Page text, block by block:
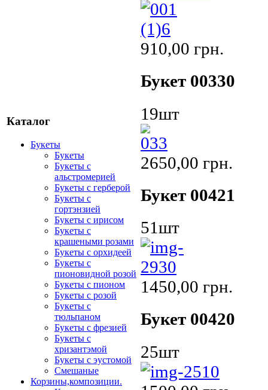
Каталог
Букеты
Букеты
Букеты с
альстромерией
Букеты с герберой
Букеты с
гортэнзией
Букеты с ирисом
Букеты с
крашеными розами
Букеты с орхидеей
Букеты с
пионовидной розой
Букеты с пионом
Букеты с розой
Букеты с
тюльпаном
Букеты с фрезией
Букеты с
хризантэмой
Букеты с эустомой
Смешаные
Корзины,композиции.
910,00 грн.
Букет 00330
19шт
2650,00 грн.
Букет 00421
51шт
1450,00 грн.
Букет 00420
25шт